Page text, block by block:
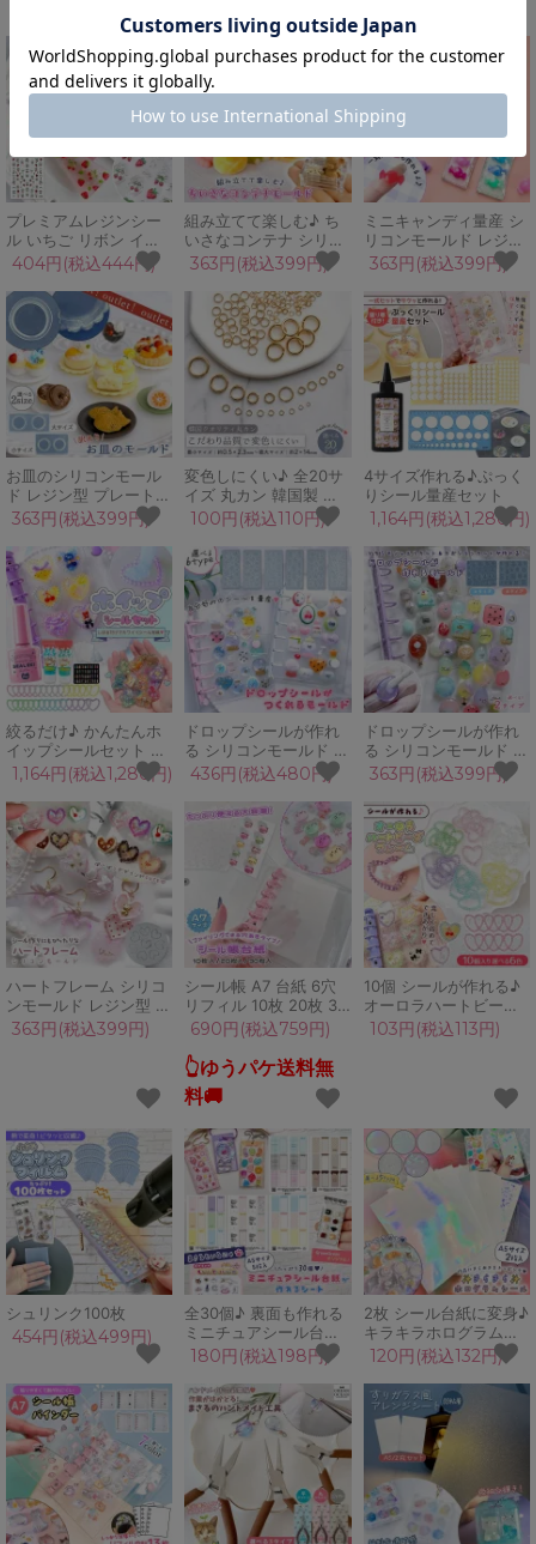
エンジェル アクセサリ
ー キーホルダー ぷっく
りシール GreenOcean
オリジナル♪
量 花材 レジン封入 本
物 日本製 アクセサリー
キャンドル 手芸 クラフ
ト
ボタニカル 押し花 花材
華やか ゴールド 封入パ
ーツ ネイルシール 透明
クラフト
プレミアムレジンシー
ル いちご リボン イチ
ゴ シルバーリボン 透明
クリア 立体 ぷっくり
韓国リボン 貼るだけ 上
品 高見え 可愛い 封入
UVレジン ハンドメイ
ド ネイルシール
404円(税込444円)
組み立てて楽しむ♪ ち
いさなコンテナ シリコ
ンモールド レジン型 箱
ボックス 容器 入れ物
ケース 小物入れ 立体
3d UVレジン LEDレジ
ン 手芸 クラフト
363円(税込399円)
ミニキャンディ量産 シ
リコンモールド レジン
型 アクセサリー キーホ
ルダー デコパーツ 飴
ポップ お菓子 スイーツ
UVレジン LEDレジン
手芸 クラフト 推し活
363円(税込399円)
お皿のシリコンモール
ド レジン型 プレート
ミニチュアフード スイ
ーツ 食器 UVレジン
LEDレジン 手芸 クラフ
ト B品
363円(税込399円)
変色しにくい♪ 全20サ
イズ 丸カン 韓国製 こ
だわり品質 リング マル
カン きれいめゴールド
アクセサリー キーホル
ダー パーツ 基礎 材料
ハンドメイド資材
100円(税込110円)
4サイズ作れる♪ぷっく
りシール量産セット
1,164円(税込1,280円)
絞るだけ♪ かんたんホ
イップシールセット シ
ールキット ハート 手作
りシール ホイップデコ
こども 子供 簡単 女の
子 作る 親子で 平成女
児 手づくり スイーツ
まさるのシール液
1,164円(税込1,280円)
ドロップシールが作れ
る シリコンモールド レ
ジン型 シール帳 ぷっく
りシール 手作りシール
星 ハート 丸 UVレジン
LED 手作り ハンドメイ
436円(税込480円)
ドロップシールが作れ
る シリコンモールド フ
ラットカボション風 ジ
ュエル レジン型 宝石
丸 四角 雫 通し穴付き
アクセサリー UVレジ
ン クラフト
363円(税込399円)
ハートフレーム シリコ
ンモールド レジン型 手
作りシール ミニチュア
スイーツ レジン枠 土台
ツ UVレジン クラフト
363円(税込399円)
シール帳 A7 台紙 6穴
リフィル 10枚 20枚 30
枚 透明 クリア フィル
ム ppシート シール手
帳 バインダー ボンボン
ドロップ 女の子 小学生
690円(税込759円)
👆ゆうパケ送料無
料🚚
10個 シールが作れる♪
オーロラハートビーズ
フレーム セット シール
枠 手作り 簡単 子供 ホ
パーツ プラスチック
103円(税込113円)
シュリンク100枚
454円(税込499円)
全30個♪ 裏面も作れる
ミニチュアシール台紙
5枚セット A5 キーホル
ダー チャーム まさる
ぷっくりシール シール
帳 クラフト
GreenOceanオリジナ
180円(税込198円)
2枚 シール台紙に変身♪
キラキラホログラムシ
ール A5 シート オーロ
ラ 星 虹色 レインボー
透明 クリア デコ シー
ル帳台紙 UVレジン ク
ラフト 手芸 ハンドメイ
ド
120円(税込132円)